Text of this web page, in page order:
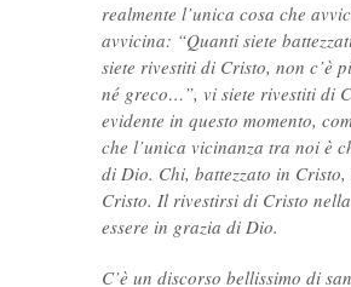
realmente l’unica cosa che
avvicina: “Quanti siete
siete rivestiti di Cristo, non c’è
né greco…”, vi siete rivestiti di
evidente in questo momento,
che l’unica vicinanza tra noi è
di Dio. Chi, battezzato in
Cristo. Il rivestirsi di Cristo
essere in grazia di Dio.
C’è un discorso bellissimo di